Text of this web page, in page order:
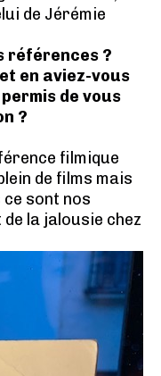
de Jérémie
références ?
en aviez-vous
de vous
?
filmique
de films mais
ce sont nos
la jalousie chez